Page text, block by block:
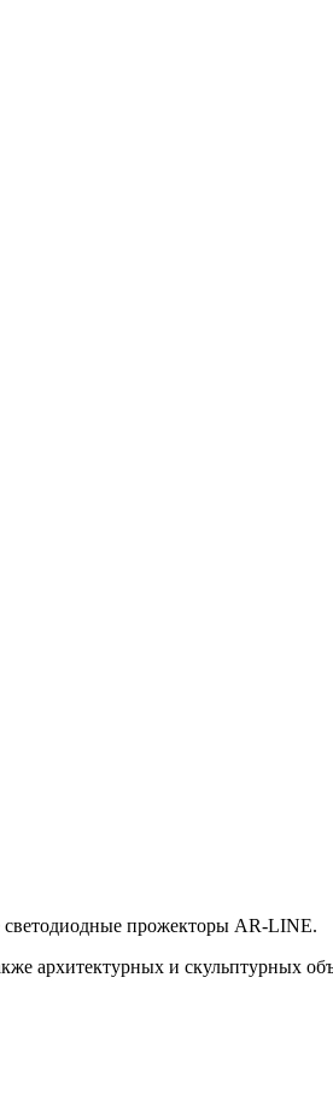
светодиодные прожекторы AR-LINE.
архитектурных и скульптурных